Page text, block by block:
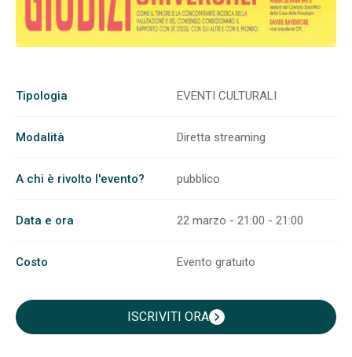
Tipologia EVENTI CULTURALI
Modalità Diretta streaming
A chi è rivolto l'evento? pubblico
Data e ora 22 marzo - 21:00 - 21:00
Costo Evento gratuito
ISCRIVITI ORAchevron_right